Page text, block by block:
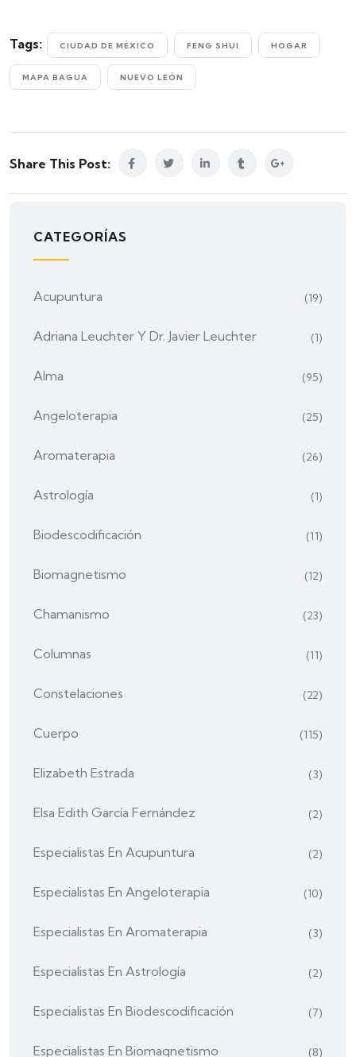
Tags: CIUDAD DE MÉXICO FENG SHUI HOGAR
MAPA BAGUA NUEVO LEÓN
Share This Post:
CATEGORÍAS
Acupuntura (19)
Adriana Leuchter Y Dr. Javier Leuchter (1)
Alma (95)
Angeloterapia (25)
Aromaterapia (26)
Astrología (1)
Biodescodificación (11)
Biomagnetismo (12)
Chamanismo (23)
Columnas (11)
Constelaciones (22)
Cuerpo (115)
Elizabeth Estrada (3)
Elsa Edith García Fernández (2)
Especialistas En Acupuntura (2)
Especialistas En Angeloterapia (10)
Especialistas En Aromaterapia (3)
Especialistas En Astrología (2)
Especialistas En Biodescodificación (7)
Especialistas En Biomagnetismo (8)